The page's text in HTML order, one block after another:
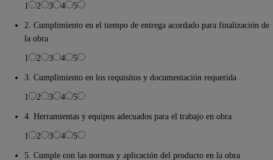
1
2 3 4
5
2. Cumplimiento en el tiempo de entrega acordado para finalización de
la obra
1
2 3 4
5
3. Cumplimiento en los requisitos y documentación requerida
1
2 3 4
5
4. Herramientas y equipos adecuados para el trabajo en obra
1
2 3 4
5
5. Cumple con las normas y aplicación del producto en la obra